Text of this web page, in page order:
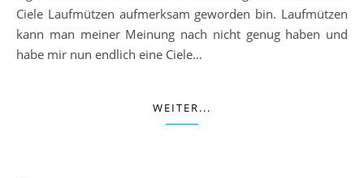
Ciele Laufmützen aufmerksam geworden bin. Laufmützen
kann man meiner Meinung nach nicht genug haben und
habe mir nun endlich eine Ciele…
WEITER...